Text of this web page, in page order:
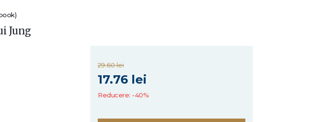
Jung
29.60 lei
17.76 lei
Reducere: -40%